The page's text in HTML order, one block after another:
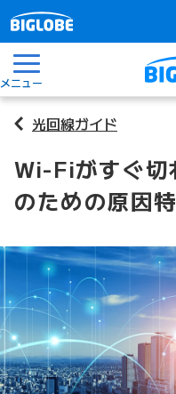
メニュー
光回線ガイド
Wi-Fiがすぐ切
のための原因